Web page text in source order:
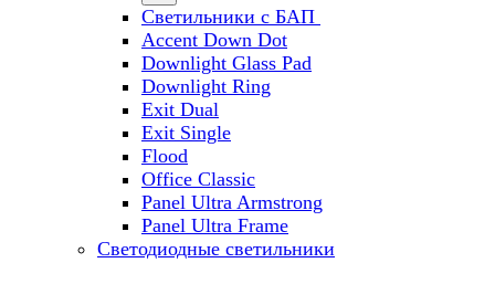
Светильники с БАП
Accent Down Dot
Downlight Glass Pad
Downlight Ring
Exit Dual
Exit Single
Flood
Office Classic
Panel Ultra Armstrong
Panel Ultra Frame
Светодиодные светильники